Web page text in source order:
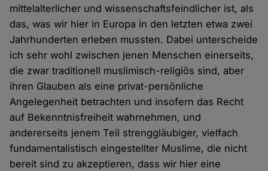
mittelalterlicher und wissenschaftsfeindlicher ist, als
das, was wir hier in Europa in den letzten etwa zwei
Jahrhunderten erleben mussten. Dabei unterscheide
ich sehr wohl zwischen jenen Menschen einerseits,
die zwar traditionell muslimisch-religiös sind, aber
ihren Glauben als eine privat-persönliche
Angelegenheit betrachten und insofern das Recht
auf Bekenntnisfreiheit wahrnehmen, und
andererseits jenem Teil strenggläubiger, vielfach
fundamentalistisch eingestellter Muslime, die nicht
bereit sind zu akzeptieren, dass wir hier eine